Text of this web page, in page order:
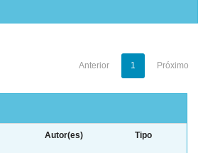
Anterior 1 Próximo
Autor(es) Tipo